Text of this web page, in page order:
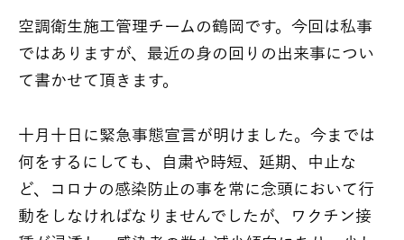
空調衛生施工管理チームの鶴岡です。今回は私事
ではありますが、最近の身の回りの出来事につい
て書かせて頂きます。
十月十日に緊急事態宣言が明けました。今までは
何をするにしても、自粛や時短、延期、中止な
ど、コロナの感染防止の事を常に念頭において行
動をしなければなりませんでしたが、ワクチン接